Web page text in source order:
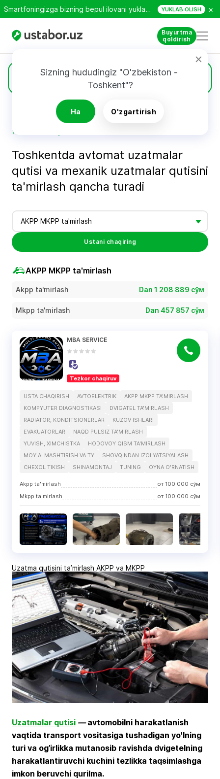
Smartfoningizga bizning bepul ilovani yuklab oling! YUKLAB OLISH ×
Buyurtma
qoldirish
Sizning hududingiz "O'zbekiston -
Toshkent"?
Ha O'zgartirish
Narxlar
Ustalarning xizmatlari narxi - Ustabor.uz
Toshkentda avtomat uzatmalar
qutisi va mexanik uzatmalar qutisini
ta'mirlash qancha turadi
AKPP MKPP ta'mirlash
Ustani chaqiring
AKPP MKPP ta'mirlash
Akpp ta'mirlash Dan 1 208 889 сўм
Mkpp ta'mirlash Dan 457 857 сўм
MBA SERVICE
Tezkor chaqiruv
USTA CHAQIRISH AVTOELEKTRIK
AKPP MKPP TA'MIRLASH
KOMPYUTER DIAGNOSTIKASI
DVIGATEL TA'MIRLASH
RADIATOR, KONDITSIONERLAR
KUZOV ISHLARI
EVAKUATORLAR
NAQD PULSIZ TA'MIRLASH
YUVISH, XIMCHISTKA
HODOVOY QISM TA'MIRLASH
MOY ALMASHTIRISH VA TY
SHOVQINDAN IZOLYATSIYALASH
CHEXOL TIKISH
SHINAMONTAJ TUNING OYNA O'RNATISH
Akpp ta'mirlash от 100 000 сўм
Mkpp ta'mirlash
от 100 000 сўм
Uzatma qutisini ta’mirlash AKPP va MKPP
Uzatmalar qutisi —avtomobilni harakatlanish
vaqtida transport vositasiga tushadigan yo'lning
turi va og’irlikka mutanosib ravishda dvigetelning
harakatlantiruvchi kuchini tezlikka taqsimlashga
imkon beruvchi qurilma.